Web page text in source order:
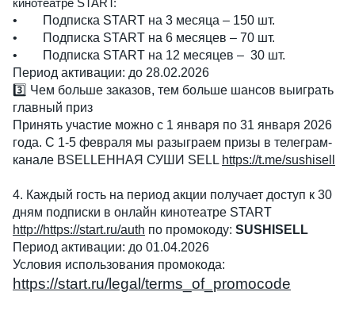
кинотеатре START:
•
Подписка START на 3 месяца – 150 шт.
•
Подписка START на 6 месяцев – 70 шт.
•
Подписка START на 12 месяцев – 30 шт.
Период активации: до 28.02.2026
3️⃣ Чем больше заказов, тем больше шансов выиграть
главный приз
Принять участие можно с 1 января по 31 января 2026
года. С 1-5 февраля мы разыграем призы в телеграм-
канале ВSELLЕННАЯ СУШИ SELL https://t.me/sushisell
4. Каждый гость на период акции получает доступ к 30
дням подписки в онлайн кинотеатре START
http://https://start.ru/auth по промокоду: SUSHISELL
Период активации: до 01.04.2026
Условия использования промокода:
https://start.ru/legal/terms_of_promocode